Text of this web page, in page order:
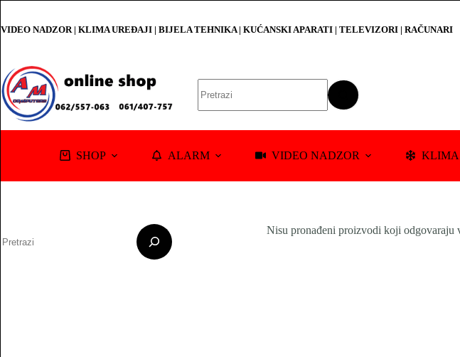
content
VIDEO NADZOR | KLIMA UREĐAJI | BIJELA TEHNIKA | KUĆANSKI APARATI | TELEVIZORI | RAČUNARI
results
SHOP ALARM VIDEO NADZOR
Nisu pronađeni proizvodi koji odgovaraju